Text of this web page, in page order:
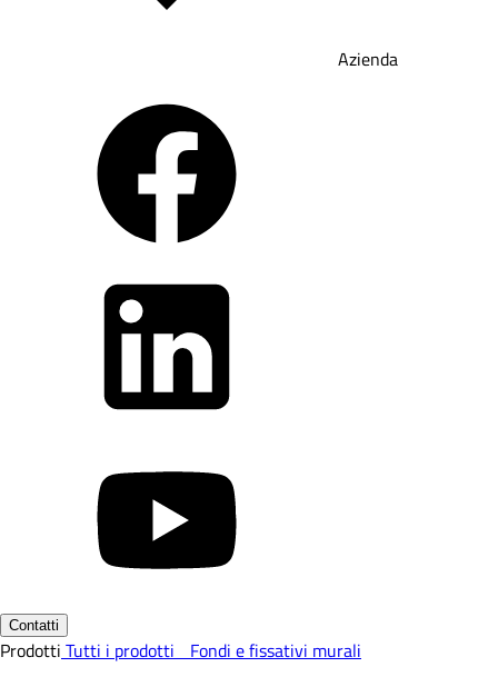
Azienda
Contatti
Prodotti Tutti i prodotti Fondi e fissativi murali